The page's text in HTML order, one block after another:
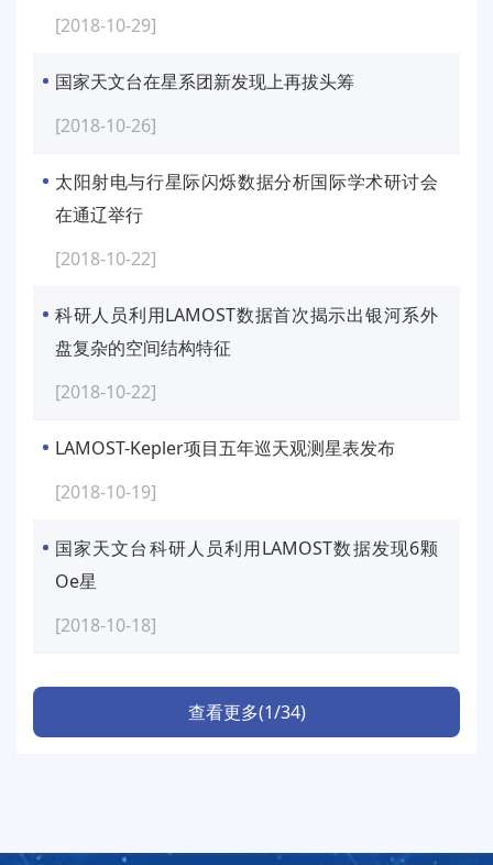
[2018-10-29]
国家天文台在星系团新发现上再拔头筹
[2018-10-26]
太阳射电与行星际闪烁数据分析国际学术研讨会
在通辽举行
[2018-10-22]
科研人员利用LAMOST数据首次揭示出银河系外
盘复杂的空间结构特征
[2018-10-22]
LAMOST-Kepler项目五年巡天观测星表发布
[2018-10-19]
国家天文台科研人员利用LAMOST数据发现6颗
Oe星
[2018-10-18]
查看更多(1/34)